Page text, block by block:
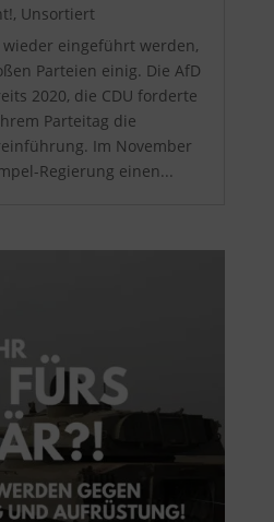
, Unsortiert
eingeführt werden,
Parteien einig. Die AfD
2020, die CDU forderte
Parteitag die
Im November
Regierung einen...